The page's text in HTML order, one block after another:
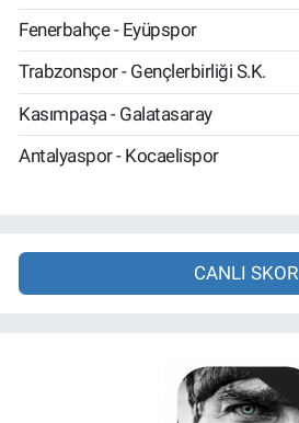
Fenerbahçe - Eyüpspor
Trabzonspor - Gençlerbirliği S.K.
Kasımpaşa - Galatasaray
Antalyaspor - Kocaelispor
CANLI SKOR